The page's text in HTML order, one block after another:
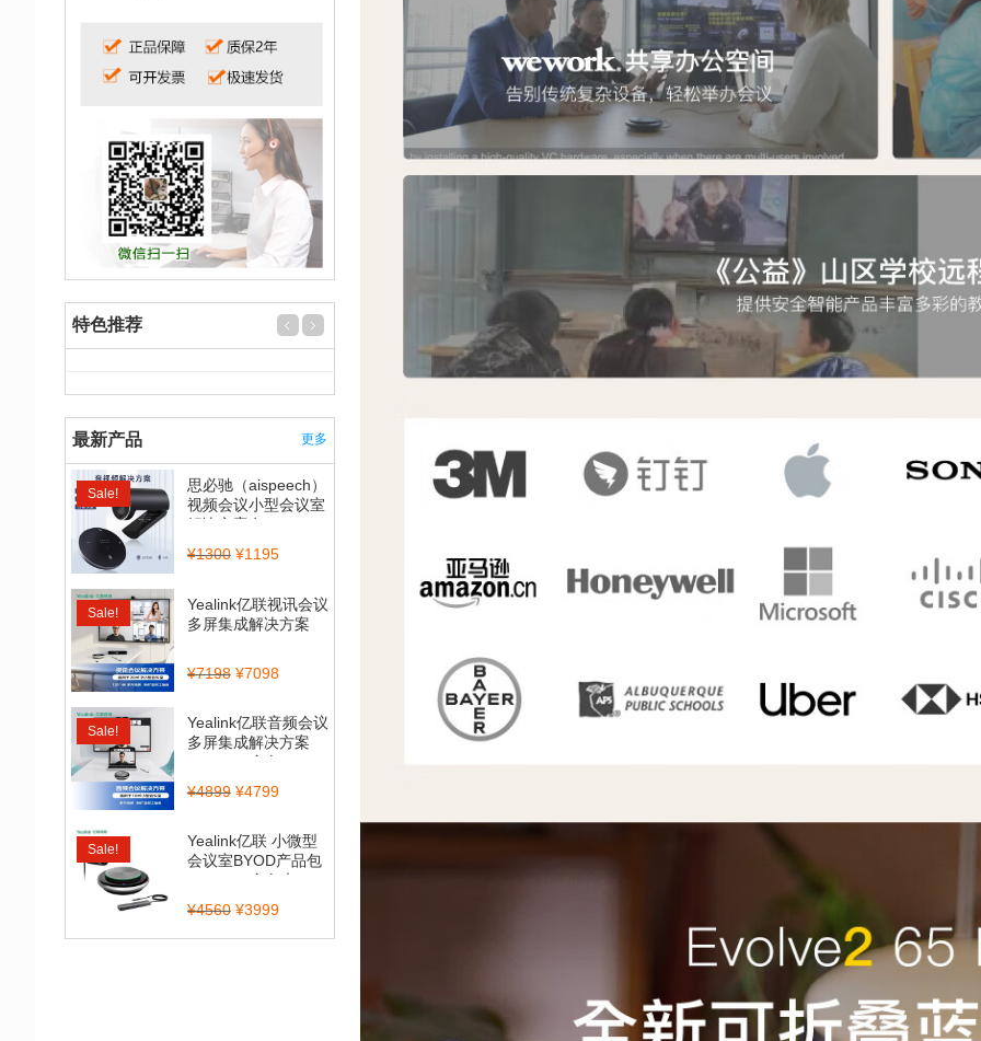
特色推荐
最新产品 更多
Sale!
思必驰（aispeech）
视频会议小型会议室
解决方案套...
¥1300 ¥1195
Sale!
Yealink亿联视讯会议
多屏集成解决方案
¥7198 ¥7098
Sale!
Yealink亿联音频会议
多屏集成解决方案
（CP700全向...
¥4899 ¥4799
Sale!
Yealink亿联 小微型
会议室BYOD产品包
（CP900全向麦...
¥4560 ¥3999